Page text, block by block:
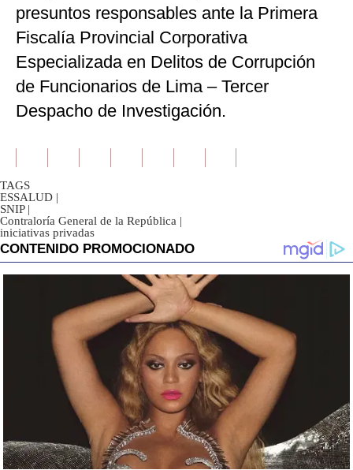
presuntos responsables ante la Primera
Fiscalía Provincial Corporativa
Especializada en Delitos de Corrupción
de Funcionarios de Lima – Tercer
Despacho de Investigación.
TAGS
ESSALUD |
SNIP |
Contraloría General de la República |
iniciativas privadas